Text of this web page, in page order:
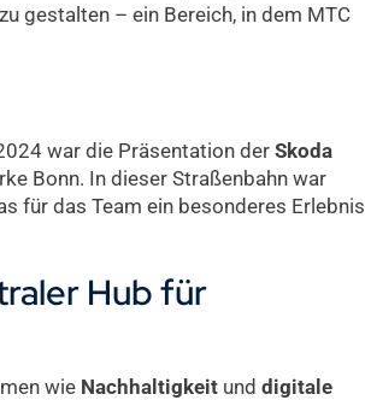
gestalten – ein Bereich, in dem MTC
war die Präsentation der Skoda
Bonn. In dieser Straßenbahn war
für das Team ein besonderes Erlebnis
Hub für
wie Nachhaltigkeitund digitale